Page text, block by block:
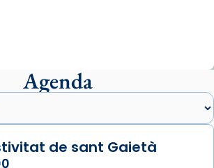
de Barcelona
santes Juliana i
verges i màrtirs.
la història de sant Cugat, a
Agenda
de sant Gaietà